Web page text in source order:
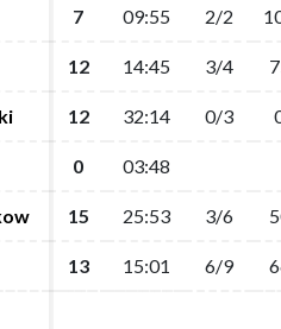
7 09:55 2/2
12 14:45 3/4
12 32:14 0/3
0 03:48
15 25:53 3/6
13 15:01 6/9
7 09:55 2/2
12 14:45 3/4
12 32:14 0/3
0 03:48
15 25:53 3/6
13 15:01 6/9